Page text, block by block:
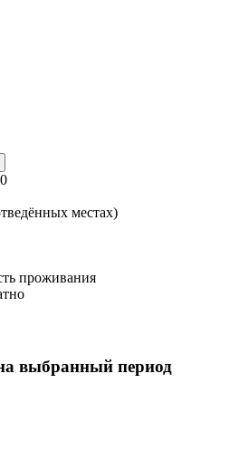
местах)
проживания
выбранный период